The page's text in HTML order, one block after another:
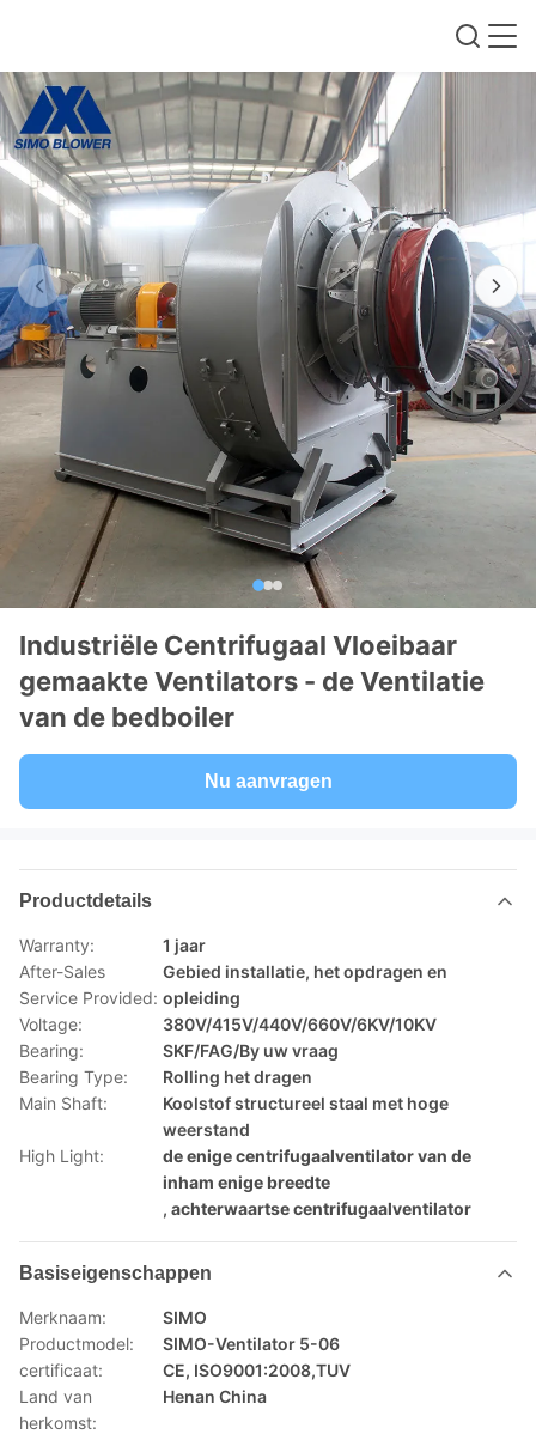
Industriële Centrifugaal Vloeibaar
gemaakte Ventilators - de Ventilatie
van de bedboiler
Nu aanvragen
Productdetails
Warranty:
1 jaar
After-Sales
Service Provided:
Gebied installatie, het opdragen en
opleiding
Voltage:
380V/415V/440V/660V/6KV/10KV
Bearing:
SKF/FAG/By uw vraag
Bearing Type:
Rolling het dragen
Main Shaft:
Koolstof structureel staal met hoge
weerstand
High Light:
de enige centrifugaalventilator van de
inham enige breedte
, achterwaartse centrifugaalventilator
Basiseigenschappen
Merknaam:
SIMO
Productmodel:
SIMO-Ventilator 5-06
certificaat:
CE, ISO9001:2008,TUV
Land van
herkomst:
Henan China